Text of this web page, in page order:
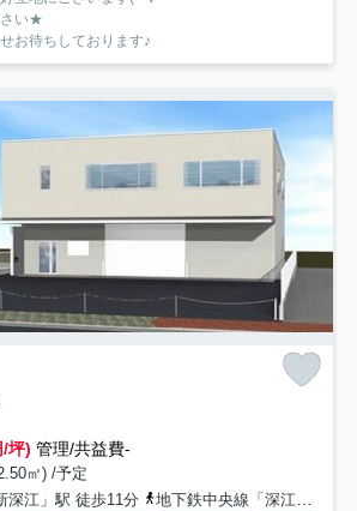
さい★
お待ちしております♪
坪) 管理/共益費-
㎡) /予定
深江」駅 徒歩11分
地下鉄中央線「深江橋」駅 徒歩9分